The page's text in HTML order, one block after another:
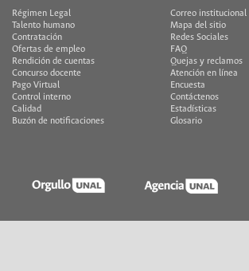
Régimen Legal
Talento humano
Contratación
Ofertas de empleo
Rendición de cuentas
Concurso docente
Pago Virtual
Control interno
Calidad
Buzón de notificaciones
Correo institucional
Mapa del sitio
Redes Sociales
FAQ
Quejas y reclamos
Atención en línea
Encuesta
Contáctenos
Estadísticas
Glosario